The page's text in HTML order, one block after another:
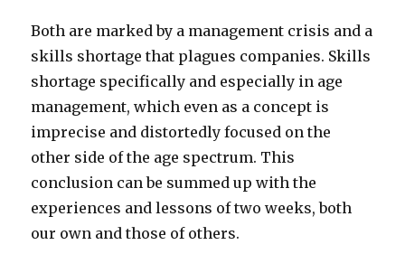
Both are marked by a management crisis and a
skills shortage that plagues companies. Skills
shortage specifically and especially in age
management, which even as a concept is
imprecise and distortedly focused on the
other side of the age spectrum. This
conclusion can be summed up with the
experiences and lessons of two weeks, both
our own and those of others.